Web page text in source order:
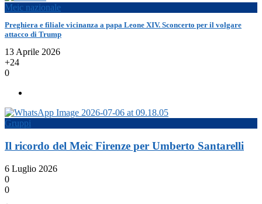
Meic nazionale
Preghiera e filiale vicinanza a papa Leone XIV. Sconcerto per il volgare
attacco di Trump
13 Aprile 2026
+24
0
Gruppi
Il ricordo del Meic Firenze per Umberto Santarelli
6 Luglio 2026
0
0